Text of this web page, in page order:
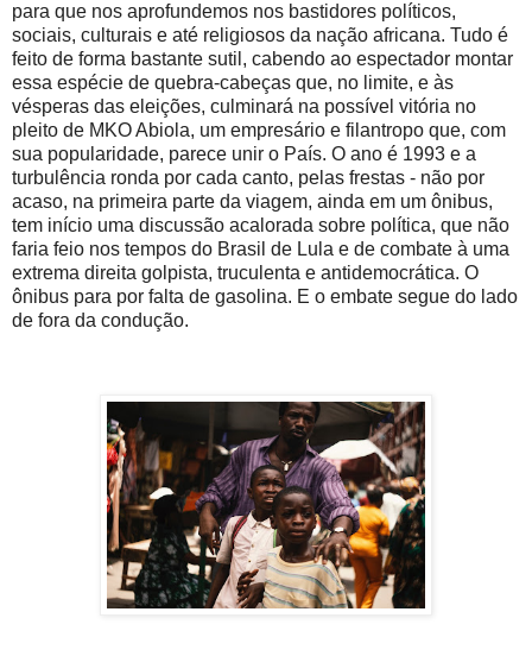
para que nos aprofundemos nos bastidores políticos,
sociais, culturais e até religiosos da nação africana. Tudo é
feito de forma bastante sutil, cabendo ao espectador montar
essa espécie de quebra-cabeças que, no limite, e às
vésperas das eleições, culminará na possível vitória no
pleito de MKO Abiola, um empresário e filantropo que, com
sua popularidade, parece unir o País. O ano é 1993 e a
turbulência ronda por cada canto, pelas frestas - não por
acaso, na primeira parte da viagem, ainda em um ônibus,
tem início uma discussão acalorada sobre política, que não
faria feio nos tempos do Brasil de Lula e de combate à uma
extrema direita golpista, truculenta e antidemocrática. O
ônibus para por falta de gasolina. E o embate segue do lado
de fora da condução.